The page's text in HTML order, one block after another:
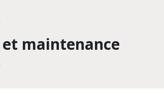
maintenance